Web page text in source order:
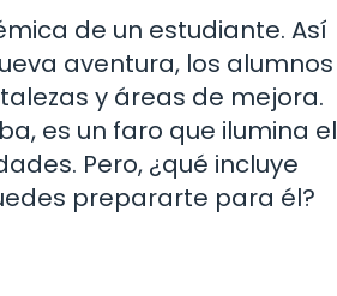
de un estudiante. Así
aventura, los alumnos
y áreas de mejora.
es un faro que ilumina el
Pero, ¿qué incluye
prepararte para él?